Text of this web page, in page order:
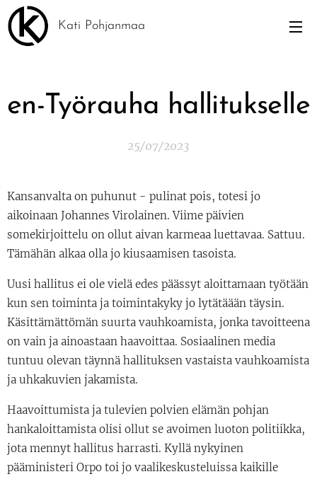
Kati Pohjanmaa
en-Työrauha hallitukselle
25/07/2023
Kansanvalta on puhunut - pulinat pois, totesi jo
aikoinaan Johannes Virolainen. Viime päivien
somekirjoittelu on ollut aivan karmeaa luettavaa. Sattuu.
Tämähän alkaa olla jo kiusaamisen tasoista.
Uusi hallitus ei ole vielä edes päässyt aloittamaan työtään
kun sen toiminta ja toimintakyky jo lytätäään täysin.
Käsittämättömän suurta vauhkoamista, jonka tavoitteena
on vain ja ainoastaan haavoittaa. Sosiaalinen media
tuntuu olevan täynnä hallituksen vastaista vauhkoamista
ja uhkakuvien jakamista.
Haavoittumista ja tulevien polvien elämän pohjan
hankaloittamista olisi ollut se avoimen luoton politiikka,
jota mennyt hallitus harrasti. Kyllä nykyinen
pääministeri Orpo toi jo vaalikeskusteluissa kaikille